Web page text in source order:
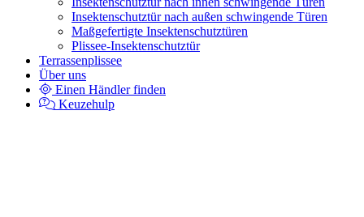
Insektenschutztür nach außen schwingende Türen
Maßgefertigte Insektenschutztüren
Plissee-Insektenschutztür
Terrassenplissee
Über uns
Einen Händler finden
Keuzehulp